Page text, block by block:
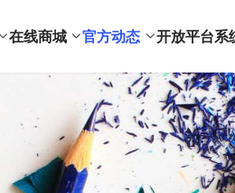
在线商城 官方动态 开放平台系